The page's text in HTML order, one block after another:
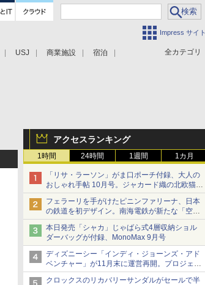
Impress サイト
全カテゴリ
USJ 商業施設 宿泊
アクセスランキング
1時間 24時間 1週間 1カ月
「リサ・ラーソン」がま口ポーチ付録、大人の
おしゃれ手帖 10月号。ジャカード織の北欧猫デ
ザイン
フェラーリを手がけたピニンファリーナ、日本
の鉄道を初デザイン。南海電鉄が新たな「空港
特急」をなにわ筋線へ導入
本日発売「シャカ」じゃばら式4層収納ショル
ダーバッグが付録、MonoMax 9月号
ディズニーシー「インディ・ジョーンズ・アド
ベンチャー」が11月末に運営再開。プロジェク
ションマッピングを追加、DPAは1500円
クロックスのリカバリーサンダルがセールで半